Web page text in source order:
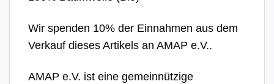
Wir spenden 10% der Einnahmen aus dem
Verkauf dieses Artikels an AMAP e.V..
AMAP e.V. ist eine gemeinnützige